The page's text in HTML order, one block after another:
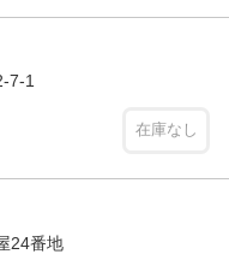
7-1
在庫なし
24番地